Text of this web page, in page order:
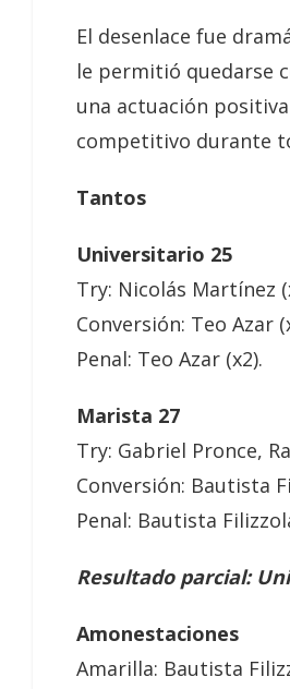
El desenlace fue
le permitió quedarse
una actuación
competitivo durante
Tantos
Universitario 25
Try: Nicolás Martínez
Conversión: Teo Azar
Penal: Teo Azar (x2).
Marista 27
Try: Gabriel Pronce,
Conversión: Bautista
Penal: Bautista
Resultado parcial:
Amonestaciones
Amarilla: Bautista